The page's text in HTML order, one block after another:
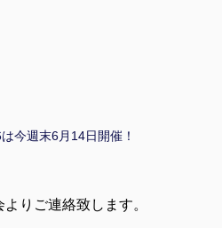
今週末6月14日開催！
りご連絡致します。